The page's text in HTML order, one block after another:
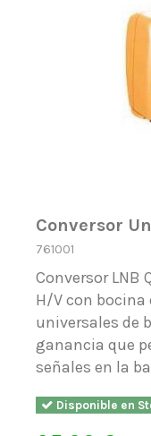
Conversor
761001
Conversor LNB
H/V con bocina
universales de
ganancia que
señales en la
Disponible en